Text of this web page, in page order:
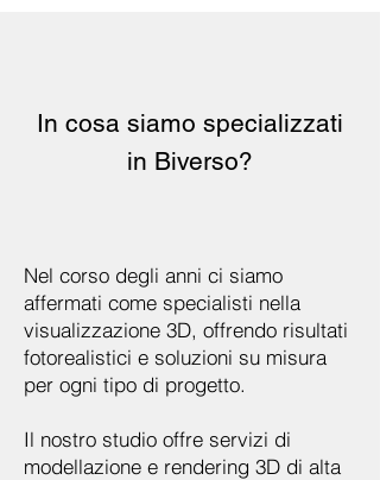
In cosa siamo specializzati
in Biverso?
Nel corso degli anni ci siamo
affermati come specialisti nella
visualizzazione 3D, offrendo risultati
fotorealistici e soluzioni su misura
per ogni tipo di progetto.
Il nostro studio offre servizi di
modellazione e rendering 3D di alta